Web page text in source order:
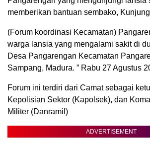
memberikan bantuan sembako,
(Forum koordinasi Kecamatan)
warga lansia yang mengalami sakit di
Desa Pangarengan Kecamatan
Sampang, Madura. ” Rabu 27 Agustus
Forum ini terdiri dari Camat sebagai
Kepolisian Sektor (Kapolsek), dan
Militer (Danramil)
ADVERTISEMENT